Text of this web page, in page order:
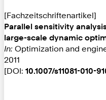
[Fachzeitschriftenartikel]
Parallel sensitivity
large-scale dynamic
In: Optimization and
2011
[DOI: 10.1007/s11081-010-